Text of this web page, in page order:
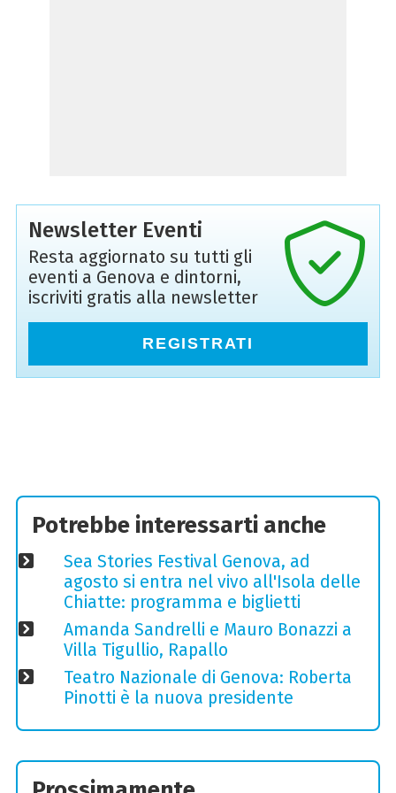
Newsletter Eventi
Resta aggiornato su tutti gli
eventi a Genova e dintorni,
iscriviti gratis alla newsletter
REGISTRATI
Potrebbe interessarti anche
Sea Stories Festival Genova, ad
agosto si entra nel vivo all'Isola delle
Chiatte: programma e biglietti
Amanda Sandrelli e Mauro Bonazzi a
Villa Tigullio, Rapallo
Teatro Nazionale di Genova: Roberta
Pinotti è la nuova presidente